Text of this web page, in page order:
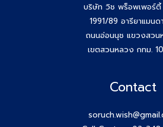
บริษัท วิช พร็อพเพอร์ตี้
1991/89 อารียาแมนด
ถนนอ่อนนุช แขวงสวน
เขตสวนหลวง กทม.
Contact